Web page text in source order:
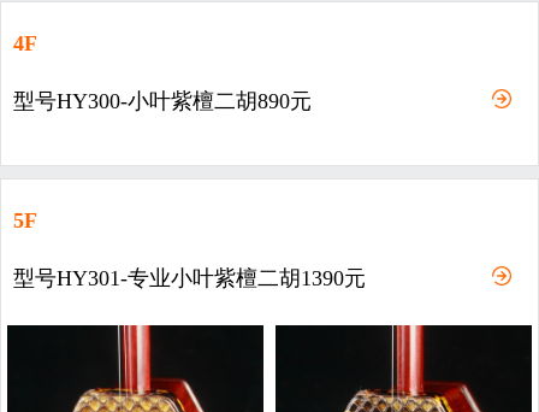
4F
型号HY300-小叶紫檀二胡890元
5F
型号HY301-专业小叶紫檀二胡1390元